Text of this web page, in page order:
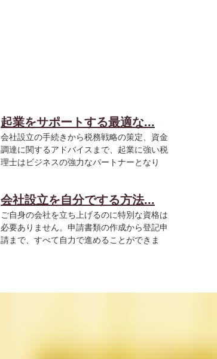
起業をサポートする最適な...
会社設立の手続きから税務戦略の策定、資金
調達に関するアドバイスまで、起業に強い税
理士はビジネスの強力なパートナーとなり
会社設立を自分でする方法...
ご自身の会社を立ち上げるのに特別な資格は
必要ありません。申請書類の作成から登記申
請まで、すべて自力で進めることができま